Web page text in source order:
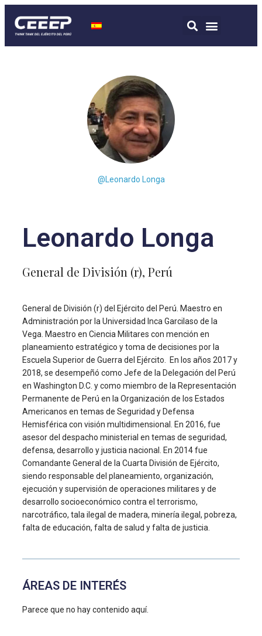
@Leonardo Longa
Leonardo Longa
General de División (r), Perú
General de División (r) del Ejército del Perú. Maestro en
Administración por la Universidad Inca Garcilaso de la
Vega. Maestro en Ciencia Militares con mención en
planeamiento estratégico y toma de decisiones por la
Escuela Superior de Guerra del Ejército. En los años 2017 y
2018, se desempeñó como Jefe de la Delegación del Perú
en Washington D.C. y como miembro de la Representación
Permanente de Perú en la Organización de los Estados
Americanos en temas de Seguridad y Defensa
Hemisférica con visión multidimensional. En 2016, fue
asesor del despacho ministerial en temas de seguridad,
defensa, desarrollo y justicia nacional. En 2014 fue
Comandante General de la Cuarta División de Ejército,
siendo responsable del planeamiento, organización,
ejecución y supervisión de operaciones militares y de
desarrollo socioeconómico contra el terrorismo,
narcotráfico, tala ilegal de madera, minería ilegal, pobreza,
falta de educación, falta de salud y falta de justicia.
ÁREAS DE INTERÉS
Parece que no hay contenido aquí.